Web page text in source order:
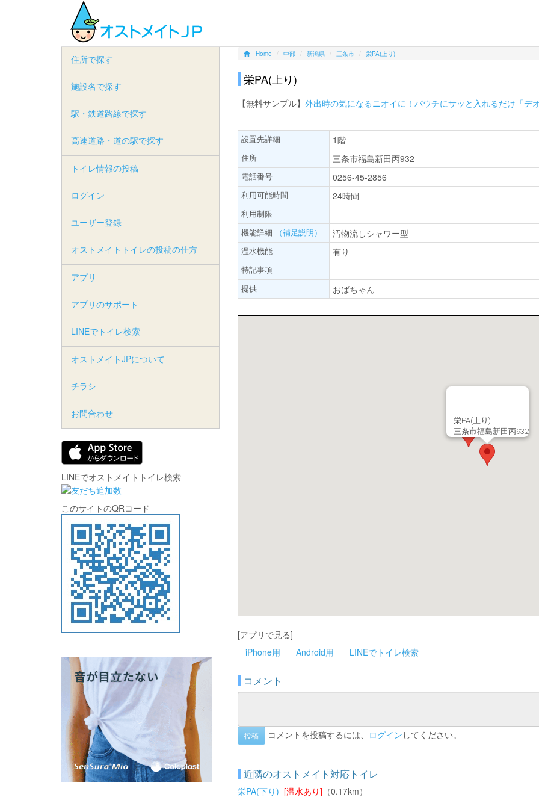
Home 中部 新潟県 三条市 栄PA(上り)
栄PA(上り)
【無料サンプル】 外出時の気になるニオイに！パウチにサッと入れるだけ「デ
設置先詳細 1階
住所 三条市福島新田丙932
電話番号 0256-45-2856
利用可能時間 24時間
利用制限
機能詳細
（補足説明） 汚物流しシャワー型
温水機能 有り
特記事項
提供
おばちゃん
栄PA(上り)
三条市福島新田丙932
[アプリで見る]
iPhone用
Android用 LINEでトイレ検索
コメント
投稿 コメントを投稿するには、 ログイン してください。
近隣のオストメイト対応トイレ
栄PA(下り) [温水あり] （0.17km）
住所で探す
施設名で探す
駅・鉄道路線で探す
高速道路・道の駅で探す
トイレ情報の投稿
ログイン
ユーザー登録
オストメイトトイレの投稿の仕方
アプリ
アプリのサポート
LINEでトイレ検索
オストメイトJPについて
チラシ
お問合わせ
LINEでオストメイトトイレ検索
このサイトのQRコード